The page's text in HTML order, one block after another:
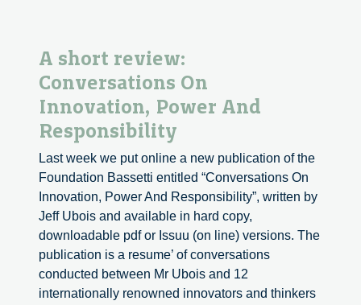
A short review:
Conversations On
Innovation, Power And
Responsibility
Last week we put online a new publication of the
Foundation Bassetti entitled “Conversations On
Innovation, Power And Responsibility”, written by
Jeff Ubois and available in hard copy,
downloadable pdf or Issuu (on line) versions. The
publication is a resume’ of conversations
conducted between Mr Ubois and 12
internationally renowned innovators and thinkers